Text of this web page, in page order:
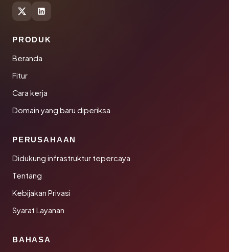
PRODUK
Beranda
Fitur
Cara kerja
Domain yang baru diperiksa
PERUSAHAAN
Didukung infrastruktur tepercaya
Tentang
Kebijakan Privasi
Syarat Layanan
BAHASA